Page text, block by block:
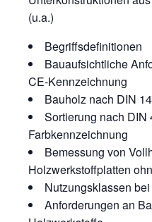
(u.a.)
Begriffsdefinitionen
Bauaufsichtliche
CE-Kennzeichnung
Bauholz nach DIN
Sortierung nach DIN
Farbkennzeichnung
Bemessung von
Holzwerkstoffplatten
Nutzungsklassen
Anforderungen an